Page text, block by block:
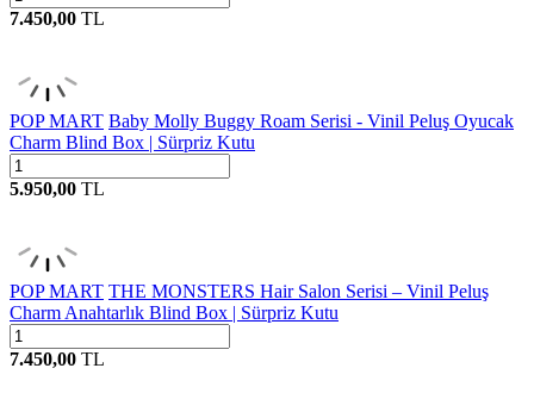
7.450,00 TL
POP MART Baby Molly Buggy Roam Serisi - Vinil Peluş Oyucak
Charm Blind Box | Sürpriz Kutu
5.950,00 TL
POP MART THE MONSTERS Hair Salon Serisi – Vinil Peluş
Charm Anahtarlık Blind Box | Sürpriz Kutu
7.450,00 TL